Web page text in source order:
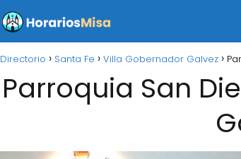
Directorio Santa Fe Villa Gobernador Galvez
Parroquia San